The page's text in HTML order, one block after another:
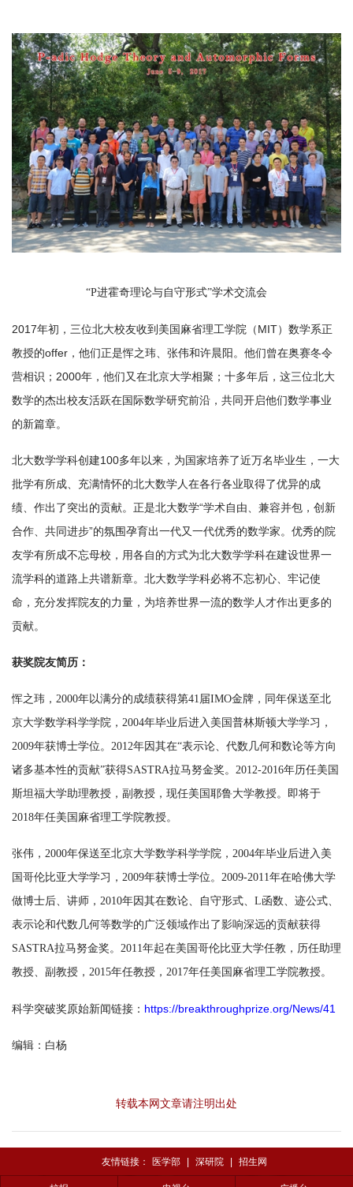
“P进霍奇理论与自守形式”学术交流会
2017年初，三位北大校友收到美国麻省理工学院（MIT）数学系正
教授的offer，他们正是恽之玮、张伟和许晨阳。他们曾在奥赛冬令
营相识；2000年，他们又在北京大学相聚；十多年后，这三位北大
数学的杰出校友活跃在国际数学研究前沿，共同开启他们数学事业
的新篇章。
北大数学学科创建100多年以来，为国家培养了近万名毕业生，一大
批学有所成、充满情怀的北大数学人在各行各业取得了优异的成
绩、作出了突出的贡献。正是北大数学“学术自由、兼容并包，创新
合作、共同进步”的氛围孕育出一代又一代优秀的数学家。优秀的院
友学有所成不忘母校，用各自的方式为北大数学学科在建设世界一
流学科的道路上共谱新章。北大数学学科必将不忘初心、牢记使
命，充分发挥院友的力量，为培养世界一流的数学人才作出更多的
贡献。
获奖院友简历：
恽之玮，2000年以满分的成绩获得第41届IMO金牌，同年保送至北
京大学数学科学学院，2004年毕业后进入美国普林斯顿大学学习，
2009年获博士学位。2012年因其在“表示论、代数几何和数论等方向
诸多基本性的贡献”获得SASTRA拉马努金奖。2012-2016年历任美国
斯坦福大学助理教授，副教授，现任美国耶鲁大学教授。即将于
2018年任美国麻省理工学院教授。
张伟，2000年保送至北京大学数学科学学院，2004年毕业后进入美
国哥伦比亚大学学习，2009年获博士学位。2009-2011年在哈佛大学
做博士后、讲师，2010年因其在数论、自守形式、L函数、迹公式、
表示论和代数几何等数学的广泛领域作出了影响深远的贡献获得
SASTRA拉马努金奖。2011年起在美国哥伦比亚大学任教，历任助理
教授、副教授，2015年任教授，2017年任美国麻省理工学院教授。
科学突破奖原始新闻链接： https://breakthroughprize.org/News/41
编辑：白杨
转载本网文章请注明出处
友情链接： 医学部 深研院 招生网